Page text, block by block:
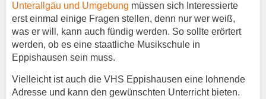
Unterallgäu und Umgebung müssen sich Interessierte
erst einmal einige Fragen stellen, denn nur wer weiß,
was er will, kann auch fündig werden. So sollte erörtert
werden, ob es eine staatliche Musikschule in
Eppishausen sein muss.
Vielleicht ist auch die VHS Eppishausen eine lohnende
Adresse und kann den gewünschten Unterricht bieten.